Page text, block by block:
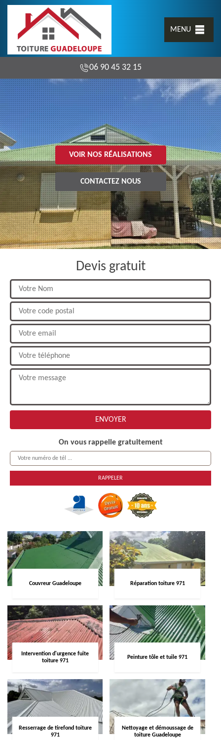
MENU
06 90 45 32 15
VOIR NOS RÉALISATIONS
CONTACTEZ NOUS
Devis gratuit
On vous rappelle gratuitement
Couvreur Guadeloupe Réparation toiture 971
Intervention d'urgence fuite
toiture 971
Peinture tôle et tuile 971
Resserrage de tirefond toiture
971
Nettoyage et démoussage de
toiture Guadeloupe